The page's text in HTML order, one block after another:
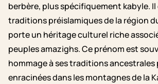
berbère, plus spécifiquement kabyle. Il
traditions préislamiques de la région
porte un héritage culturel riche
peuples amazighs. Ce prénom est
hommage à ses traditions
enracinées dans les montagnes de la